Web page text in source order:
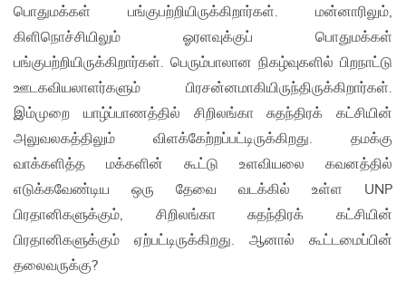
பொதுமக்கள் பங்குபற்றியிருக்கிறார்கள். மன்னாரிலும்,
கிளிநொச்சியிலும் ஓரளவுக்குப் பொதுமக்கள்
பங்குபற்றியிருக்கிறார்கள். பெரும்பாலான நிகழ்வுகளில் பிறநாட்டு
ஊடகவியலாளர்களும் பிரசன்னமாகியிருந்திருக்கிறார்கள்.
இம்முறை யாழ்ப்பாணத்தில் சிறிலங்கா சுதந்திரக் கட்சியின்
அலுவலகத்திலும் விளக்கேற்றப்பட்டிருக்கிறது. தமக்கு
வாக்களித்த மக்களின் கூட்டு உளவியலை கவனத்தில்
எடுக்கவேண்டிய ஒரு தேவை வடக்கில் உள்ள UNP
பிரதானிகளுக்கும், சிறிலங்கா சுதந்திரக் கட்சியின்
பிரதானிகளுக்கும் ஏற்பட்டிருக்கிறது. ஆனால் கூட்டமைப்பின்
தலைவருக்கு?